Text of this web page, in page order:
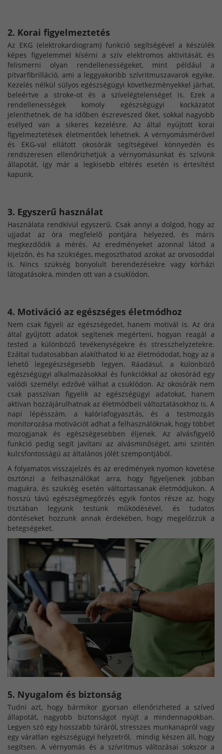
2. Korai figyelmeztetés
Az EKG (elektrokardiogram) funkció segítségével a készülék
képes figyelemmel kísérni a szív elektromos aktivitását, és
felismerni olyan rendellenességeket, mint például a
pitvarfibrilláció, ami a leggyakoribb szívritmuszavarok egyike.
Kezelés nélkül súlyos egészségügyi következményekkel járhat,
beleértve a stroke-ot és a szívelégtelenséget is. Ezek a
rendellenességek komoly egészségügyi kockázatot
jelenthetnek, de ha időben észreveszed őket, sokkal nagyobb
esélyed van a sikeres kezelésre. Az által nyújtott korai
figyelmeztetések életmentőek lehetnek. A vérnyomásmérővel
és EKG-val ellátott okosórák segítségével könnyedén és
rendszeresen ellenőrizhetjük a vérnyomásunkat és szívünk
állapotát, így már a legkisebb eltérés esetén is értesítést
kapunk.
3. Egyszerű használat
Használata rendkívül egyszerű. Csak annyi a dolgod, hogy az
ujjadat az óra megfelelő pontjára helyezed, és máris
megkezdődik a mérés. Az eredményeket azonnal látod a
kijelzőn, és ha szükséges, megoszthatod azokat az orvosoddal
is. Nincs szükség bonyolult berendezésekre vagy kórházi
látogatásokra, minden ott van a csuklódon.
4. Motiváció az egészséges életmódhoz
Nem csak figyeli az egészségedet, hanem motivál is. Az óra
által gyűjtött adatok segítenek megérteni, hogyan reagál a
tested a különböző tevékenységekre és stresszhelyzetekre.
Ezáltal tudatosabban alakíthatod ki az életmódodat, hogy az a
lehető legegészségesebb legyen. Ráadásul, a különböző
egészségügyi alkalmazásokkal és funkciókkal az okosórád egy
valódi személyi edzővé válhat a csuklódon. Az okosórák nem
csak passzívan figyelik az egészségügyi adatokat, hanem
aktívan hozzájárulhatnak az életmódbeli változtatásokhoz is. A
napi lépésszám, a kalóriafogyasztás, és a testmozgás
monitorozása motivációt adhat a felhasználóknak, hogy többet
mozogjanak és egészségesebben éljenek. Az alvásfigyelő
funkció pedig segít javítani az alvásminőséget, ami szintén
kulcsfontosságú az általános jólét szempontjából.
A folyamatos visszajelzés és az eredmények nyomon követése
ösztönzi a felhasználókat arra, hogy figyeljenek jobban
magukra, és szükség esetén változtassanak életmódjukon. A
hosszú távú egészségmegőrzés egyik fontos része az, hogy
tisztában legyünk testünk működésével, és tudatos
döntéseket hozzunk annak érdekében, hogy megelőzzük a
betegségeket.
5. Nyugalom és biztonság
Tudni azt, hogy bármikor gyorsan ellenőrizheted a szíved
állapotát, nagyobb biztonságot nyújt a mindennapokban.
Legyen szó egy hosszabb túráról, stresszes munkanapról vagy
egy váratlan egészségügyi helyzetről, mindig készen áll, hogy
segítsen. A vérnyomás és a szívritmus változásai sokszor a